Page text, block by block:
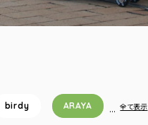
birdy ARAYA … 全て表示